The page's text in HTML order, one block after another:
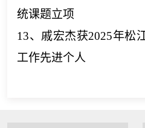
统课题立项
13、戚宏杰获2025年松
工作先进个人